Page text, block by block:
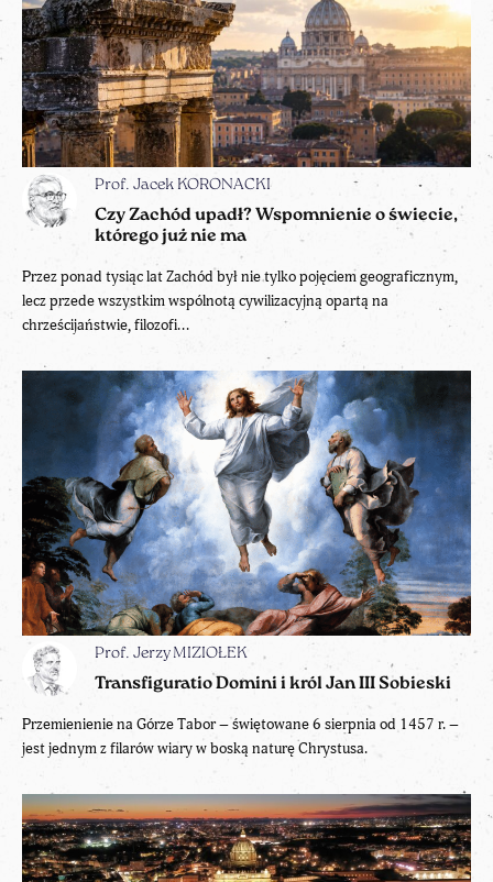
Prof. Jacek KORONACKI
Czy Zachód upadł? Wspomnienie o świecie,
którego już nie ma
Przez ponad tysiąc lat Zachód był nie tylko pojęciem geograficznym,
lecz przede wszystkim wspólnotą cywilizacyjną opartą na
chrześcijaństwie, filozofi...
Prof. Jerzy MIZIOŁEK
Transfiguratio Domini i król Jan III Sobieski
Przemienienie na Górze Tabor – świętowane 6 sierpnia od 1457 r. –
jest jednym z filarów wiary w boską naturę Chrystusa.